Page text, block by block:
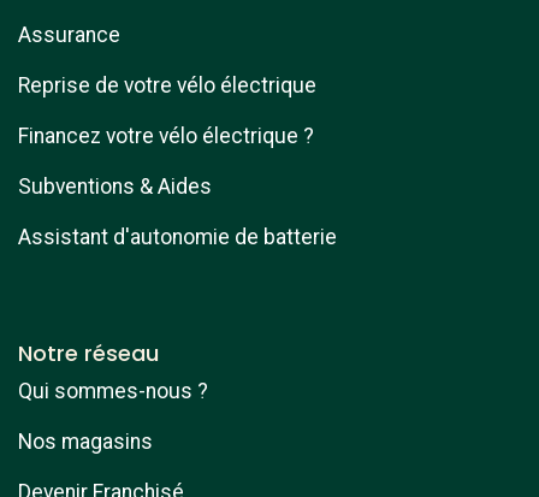
Assurance
Reprise de votre vélo électrique
Financez votre vélo électrique ?
Subventions & Aides
Assistant d'autonomie de batterie
Notre réseau
Qui sommes-nous ?
Nos magasins
Devenir Franchisé